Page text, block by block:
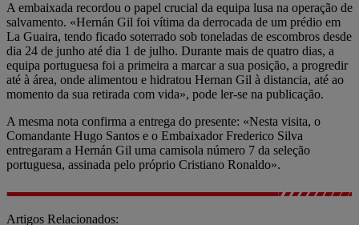
A embaixada recordou o papel crucial da equipa lusa na operação de
salvamento. «Hernán Gil foi vítima da derrocada de um prédio em
La Guaira, tendo ficado soterrado sob toneladas de escombros desde
dia 24 de junho até dia 1 de julho. Durante mais de quatro dias, a
equipa portuguesa foi a primeira a marcar a sua posição, a progredir
até à área, onde alimentou e hidratou Hernan Gil à distancia, até ao
momento da sua retirada com vida», pode ler-se na publicação.
A mesma nota confirma a entrega do presente: «Nesta visita, o
Comandante Hugo Santos e o Embaixador Frederico Silva
entregaram a Hernán Gil uma camisola número 7 da seleção
portuguesa, assinada pelo próprio Cristiano Ronaldo».
Artigos Relacionados: